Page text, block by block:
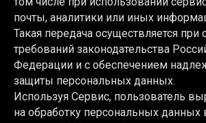
почты, аналитики или иных
Такая передача осуществляется
требований законодательства
Федерации и с обеспечением
защиты персональных данных.
Используя Сервис, пользователь
на обработку персональных данных